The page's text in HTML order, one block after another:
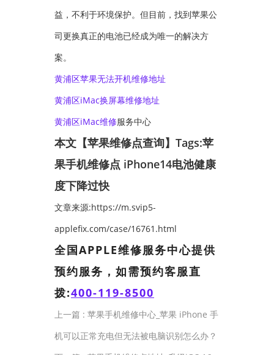
益，不利于环境保护。但目前，找到苹果公
司更换真正的电池已经成为唯一的解决方
案。
黄浦区苹果无法开机维修地址
黄浦区iMac换屏幕维修地址
黄浦区iMac维修服务中心
本文【苹果维修点查询】Tags:苹
果手机维修点 iPhone14电池健康
度下降过快
文章来源:https://m.svip5-
applefix.com/case/16761.html
全国APPLE维修服务中心提供
预约服务，如需预约客服直
拨:400-119-8500
上一篇 : 苹果手机维修中心_苹果 iPhone 手
机可以正常充电但无法被电脑识别怎么办？